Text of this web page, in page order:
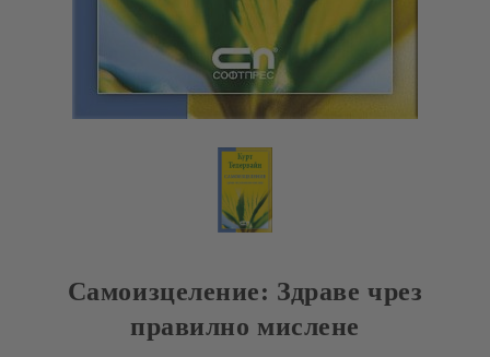
Самоизцеление: Здраве чрез
правилно мислене